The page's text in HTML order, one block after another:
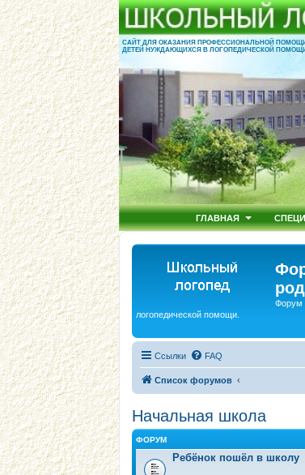
САЙТ ДЛЯ ОКАЗАНИЯ ПРОФЕССИОНАЛЬНОЙ
ДЕТЕЙ НУЖДАЮЩИХСЯ В ЛОГОПЕДИЧЕСКОЙ
ГЛАВНАЯ
Форум
логопедической помощи.
Ссылки FAQ
Список форумов
Начальная школа
ФОРУМ
Ребёнок пошёл в школу